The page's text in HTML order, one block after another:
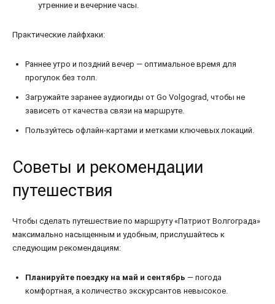
утренние и вечерние часы.
Практические лайфхаки:
Раннее утро и поздний вечер — оптимальное время для
прогулок без толп.
Загружайте заранее аудиогиды от Go Volgograd, чтобы не
зависеть от качества связи на маршруте.
Пользуйтесь офлайн-картами и метками ключевых локаций.
Советы и рекомендации
путешествия
Чтобы сделать путешествие по маршруту «Патриот Волгограда»
максимально насыщенным и удобным, прислушайтесь к
следующим рекомендациям:
Планируйте поездку на май и сентябрь — погода
комфортная, а количество экскурсантов невысокое.